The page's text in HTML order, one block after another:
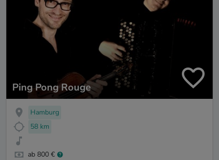
Ping Pong Rouge
Hamburg
58 km
ab 800 €